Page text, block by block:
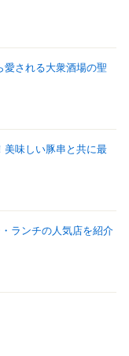
愛される大衆酒場の聖
美味しい豚串と共に最
ランチの人気店を紹介